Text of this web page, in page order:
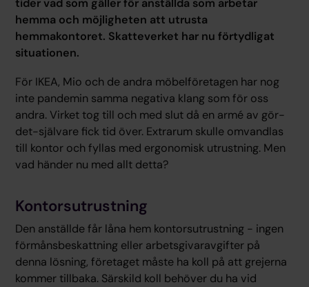
hemma och möjligheten att utrusta
hemmakontoret. Skatteverket har nu förtydligat
situationen.
För IKEA, Mio och de andra möbelföretagen har nog
inte pandemin samma negativa klang som för oss
andra. Virket tog till och med slut då en armé av gör-
det-självare fick tid över. Extrarum skulle omvandlas
till kontor och fyllas med ergonomisk utrustning. Men
vad händer nu med allt detta?
Kontorsutrustning
Den anställde får låna hem kontorsutrustning - ingen
förmånsbeskattning eller arbetsgivaravgifter på
denna lösning, företaget måste ha koll på att grejerna
kommer tillbaka. Särskild koll behöver du ha vid